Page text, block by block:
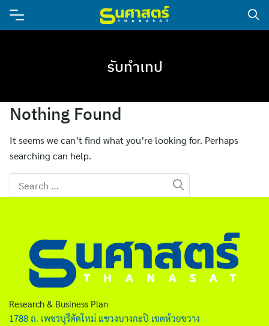
ไทย
English
รับทำเทป
Nothing Found
It seems we can’t find what you’re looking for. Perhaps
searching can help.
Search
for:
Research & Business Plan
1788 ถ. เพชรบุรีตัดใหม่ แขวงบางกะปิ เขตห้วยขวาง